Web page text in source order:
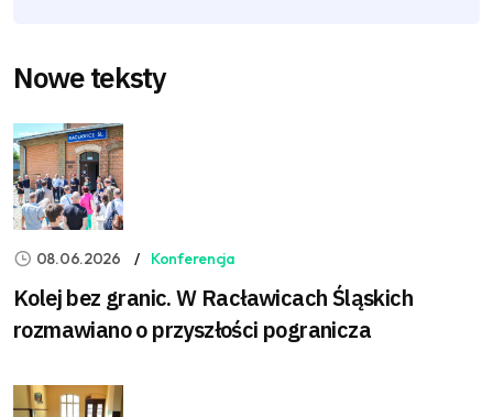
Nowe teksty
08.06.2026 Konferencja
Kolej bez granic. W Racławicach Śląskich
rozmawiano o przyszłości pogranicza